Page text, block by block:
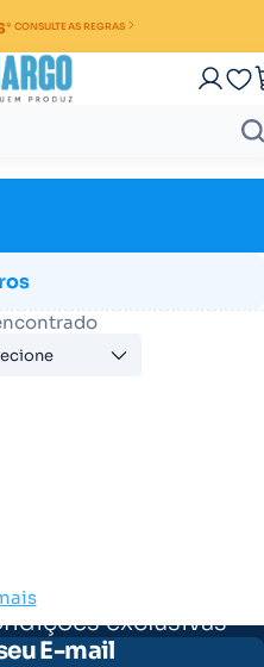
* CONSULTE AS REGRAS
exclusivas
E-mail